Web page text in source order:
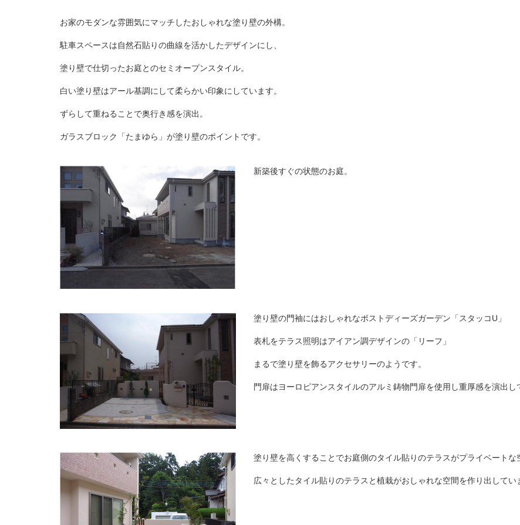
お家のモダンな雰囲気にマッチしたおしゃれな塗り壁の外構。
駐車スペースは自然石貼りの曲線を活かしたデザインにし、
塗り壁で仕切ったお庭とのセミオープンスタイル。
白い塗り壁はアール基調にして柔らかい印象にしています。
ずらして重ねることで奥行き感を演出。
ガラスブロック「たまゆら」が塗り壁のポイントです。
新築後すぐの状態のお庭。
塗り壁の門袖にはおしゃれなポストディーズガーデン「スタッコU」
表札をテラス照明はアイアン調デザインの「リーフ」
まるで塗り壁を飾るアクセサリーのようです。
門扉はヨーロピアンスタイルのアルミ鋳物門扉を使用し重厚感を演出し
塗り壁を高くすることでお庭側のタイル貼りのテラスがプライベートな
広々としたタイル貼りのテラスと植栽がおしゃれな空間を作り出してい